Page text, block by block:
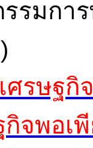
รมกา
เศรษฐกิ
กิจพอเ